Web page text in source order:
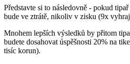
Představte si to následovně - pokud
bude ve ztrátě, nikoliv v zisku (9x
Mnohem lepších výsledků by přitom
budete dosahovat úspěšnosti 20% na
tisíc korun).